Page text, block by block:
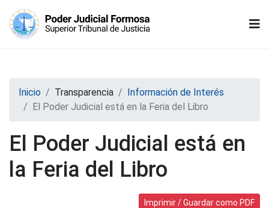
Inicio Transparencia
Información de Interés
El Poder Judicial está en la Feria del Libro
El Poder Judicial está en
la Feria del Libro
Imprimir / Guardar como PDF